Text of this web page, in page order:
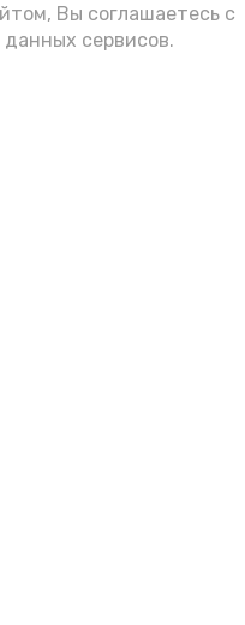
Вы соглашаетесь с
сервисов.